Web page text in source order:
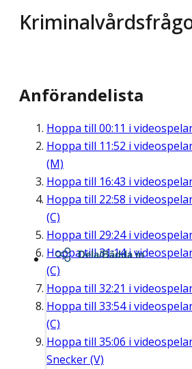
Anförandelista
Hoppa till 00:11 i
Hoppa till 11:52 i
(M)
Hoppa till 16:43 i
Hoppa till 22:58 i
(C)
Hoppa till 29:24i
Hoppa till31:14i
(C)
Hoppa till 32:21 i
Hoppa till 33:54i
(C)
Hoppa till 35:06 i
Snecker (V)
Dela/Bädda in